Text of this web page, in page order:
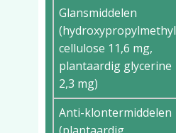
Glansmiddelen
(hydroxypropylmethyl
cellulose 11,6 mg,
plantaardig glycerine
2,3 mg)
Anti-klontermiddelen